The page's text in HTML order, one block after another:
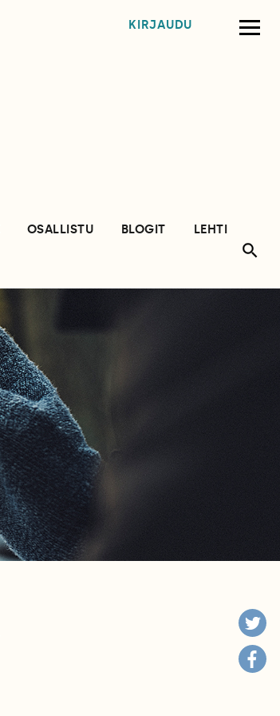
KIRJAUDU
OSALLISTU BLOGIT
LEHTI